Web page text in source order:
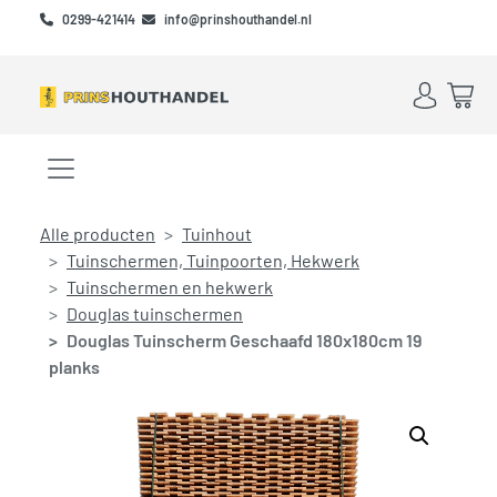
Skip to main content
Skip to footer
0299-421414 info@prinshouthandel.nl
Account
Menu openen/sluiten
Alle producten
Tuinhout
Tuinschermen, Tuinpoorten, Hekwerk
Tuinschermen en hekwerk
Douglas tuinschermen
Douglas Tuinscherm Geschaafd 180x180cm 19
planks